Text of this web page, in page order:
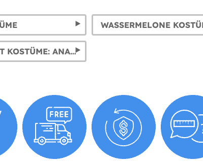
WASSERMELONE
FRÜCHTE & OBST KOSTÜME: ANANAS, WASSERMELONE, TRAUBEN, ORANGE UND ZITRONEN KOSTÜME